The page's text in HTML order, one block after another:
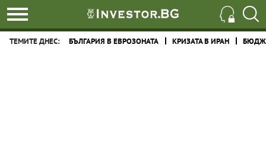
ТЕМИТЕ ДНЕС: БЪЛГАРИЯ В ЕВРОЗОНАТА КРИЗАТА В ИРАН